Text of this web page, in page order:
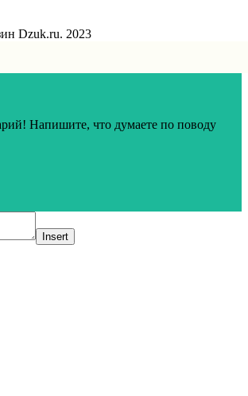
Dzuk.ru. 2023
Напишите, что думаете по поводу
Insert